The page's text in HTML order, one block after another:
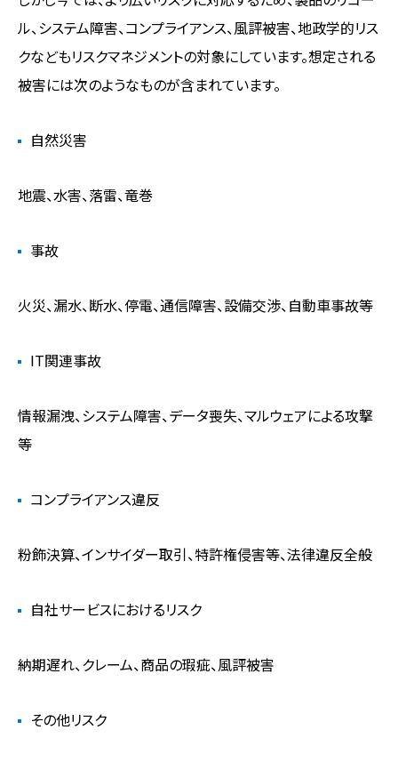
ル、システム障害、コンプライアンス、風評被害、地政学的リス
クなどもリスクマネジメントの対象にしています。想定される
被害には次のようなものが含まれています。
自然災害
地震、水害、落雷、竜巻
事故
火災、漏水、断水、停電、通信障害、設備交渉、自動車事故等
IT関連事故
情報漏洩、システム障害、データ喪失、マルウェアによる攻撃
等
コンプライアンス違反
粉飾決算、インサイダー取引、特許権侵害等、法律違反全般
自社サービスにおけるリスク
納期遅れ、クレーム、商品の瑕疵、風評被害
その他リスク